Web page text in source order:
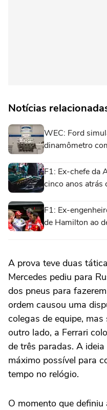
Notícias
WEC: Ford
dinamômetro
F1: Ex-chefe da
cinco anos atrás
F1: Ex-
de Hamilton ao
A prova teve duas
Mercedes pediu para
dos pneus para
ordem causou uma
colegas de equipe,
outro lado, a Ferrari
de três paradas. A
máximo possível para
tempo no relógio.
O momento que